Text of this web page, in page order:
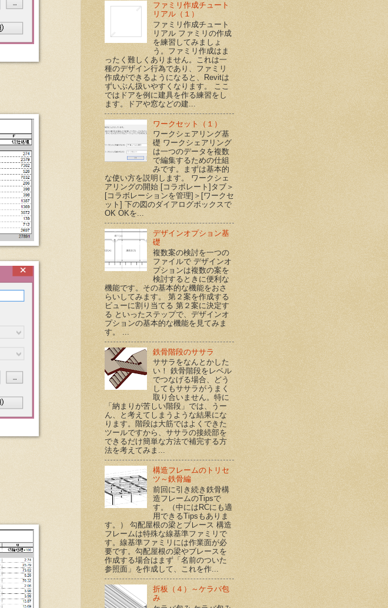
ファミリ作成チュート
リアル（１）
ファミリ作成チュート
リアル ファミリの作成
を練習してみましょ
う。ファミリ作成はま
ったく難しくありません。これは一
種のデザイン行為であり、ファミリ
作成ができるようになると、Revitは
ずいぶん扱いやすくなります。 ここ
ではドアを例に建具を作る練習をし
ます。ドアや窓などの建...
ワークセット（１）
ワークシェアリング基
礎 ワークシェアリング
は一つのデータを複数
で編集するための仕組
みです。まずは基本的
な使い方を説明します。 ワークシェ
アリングの開始 [コラボレート]タブ＞
[コラボレーションを管理]＞[ワークセ
ット] 下の図のダイアログボックスで
OK OKを...
デザインオプション基
礎
複数案の検討を一つの
ファイルで デザインオ
プションは複数の案を
検討するときに便利な
機能です。その基本的な機能をおさ
らいしてみます。 第２案を作成する
ビューに割り当てる 第２案に決定す
る といったステップで、デザインオ
プションの基本的な機能を見てみま
す。 ...
鉄骨階段のササラ
ササラをなんとかした
い！ 鉄骨階段をレベル
でつなげる場合、どう
してもササラがうまく
取り合いません。特に
「納まりが苦しい階段」では、うー
ん、と考えてしまうような結果にな
ります。階段は大筋ではよくできた
ツールですから、ササラの接続部を
できるだけ簡単な方法で補完する方
法を考えてみま...
構造フレームのトリセ
ツ～鉄骨編
前回に引き続き鉄骨構
造フレームのTipsで
す。（中にはRCにも適
用できるTipsもありま
す。） 勾配屋根の梁とブレース 構造
フレームは特殊な線基準ファミリで
す。線基準ファミリには作業面が必
要です。勾配屋根の梁やブレースを
作成する場合はまず「名前のついた
参照面」を作成して、これを作...
折板（４）～ケラバ包
み